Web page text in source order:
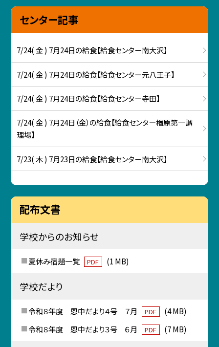
センター記事
7/24( 金 ) 7月24日の給食【給食センター南大沢】
7/24( 金 ) 7月24日の給食【給食センター元八王子】
7/24( 金 ) 7月24日の給食【給食センター寺田】
7/24( 金 ) 7月24日（金）の給食【給食センター楢原第一調
理場】
7/23( 木 ) 7月23日の給食【給食センター南大沢】
配布文書
学校からのお知らせ
夏休み宿題一覧 PDF (1 MB)
学校だより
令和８年度 恩中だより４号 ７月 PDF
(4 MB)
令和８年度 恩中だより３号 ６月
PDF (7 MB)